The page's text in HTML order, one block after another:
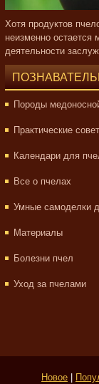
Хотя продуктов
неизменно
деятельности
Породы
Практические
Календари для
Все о пчелах
Умные самоделки
Материалы
Болезни пчел
Уход за пчелами
Новое